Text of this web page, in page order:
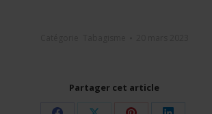
Partager cet article